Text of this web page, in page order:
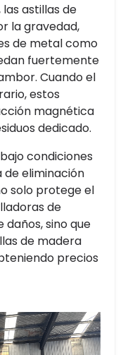
astillas de
la gravedad,
de metal como
fuertemente
Cuando el
estos
magnética
dedicado.
bajo condiciones
de eliminación
solo protege el
de
sino que
de madera
precios